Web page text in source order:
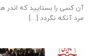
آن کسی را بستایید که اندر
مرد آنکه نگردد [...]